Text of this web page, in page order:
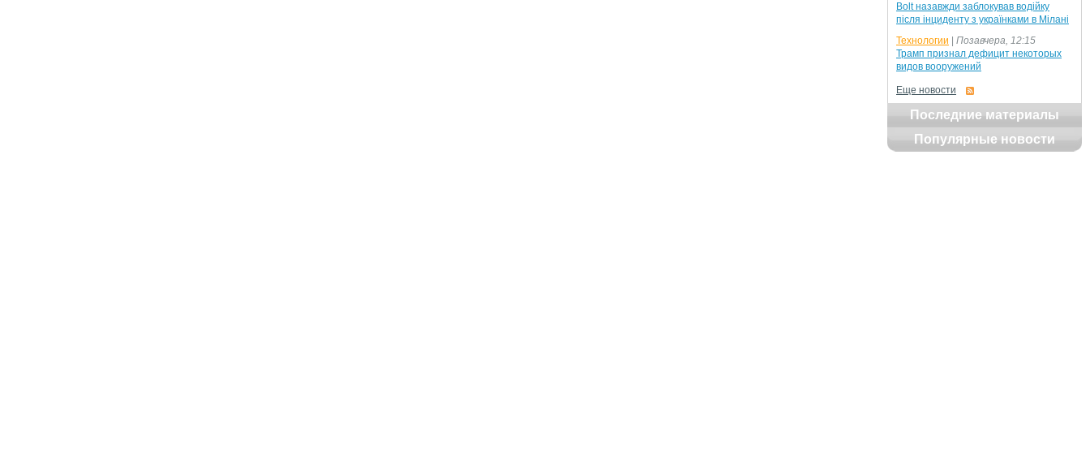
Bolt назавжди заблокував водійку
після інциденту з українками в Мілані
Технологии
Позавчера, 12:15
Трамп признал дефицит некоторых
видов вооружений
Еще новости
Последние материалы
Популярные новости